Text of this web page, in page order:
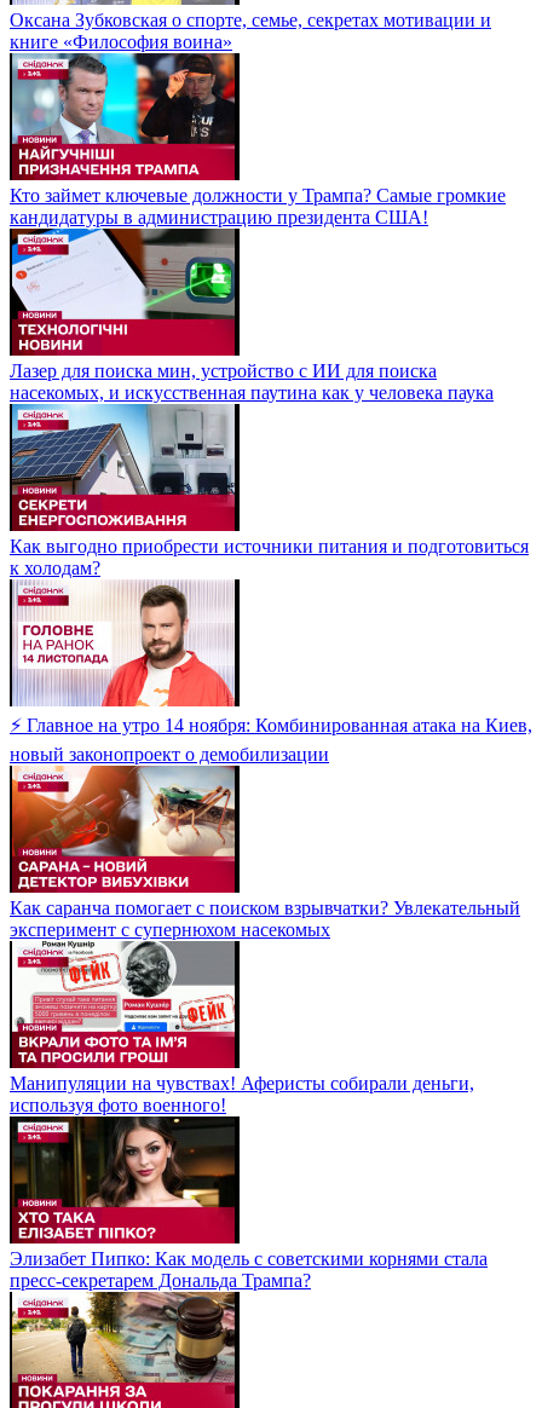
Оксана Зубковская о спорте, семье, секретах мотивации и
книге «Философия воина»
Кто займет ключевые должности у Трампа? Самые громкие
кандидатуры в администрацию президента США!
Лазер для поиска мин, устройство с ИИ для поиска
насекомых, и искусственная паутина как у человека паука
Как выгодно приобрести источники питания и подготовиться
к холодам?
⚡ Главное на утро 14 ноября: Комбинированная атака на Киев,
новый законопроект о демобилизации
Как саранча помогает с поиском взрывчатки? Увлекательный
эксперимент с супернюхом насекомых
Манипуляции на чувствах! Аферисты собирали деньги,
используя фото военного!
Элизабет Пипко: Как модель с советскими корнями стала
пресс-секретарем Дональда Трампа?